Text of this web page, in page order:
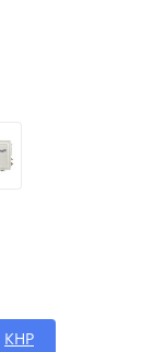
КНР